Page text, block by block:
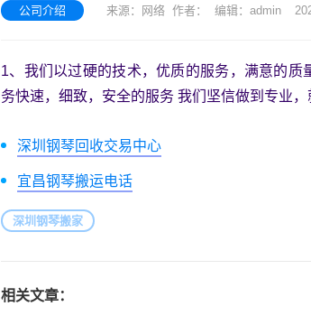
公司介绍 来源：网络 作者： 编辑：admin
1、我们以过硬的技术，优质的服务，满意的
务快速，细致，安全的服务 我们坚信做到专业，
深圳钢琴回收交易中心
宜昌钢琴搬运电话
深圳钢琴搬家
相关文章：